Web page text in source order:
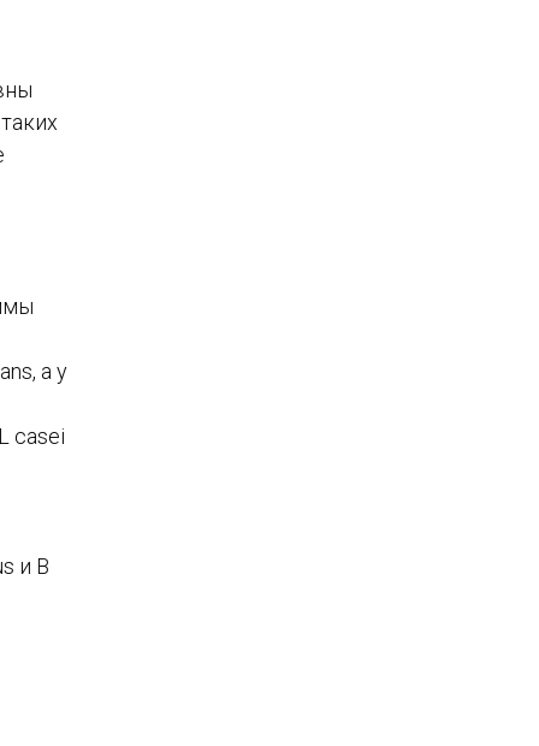
а у
casei
и B